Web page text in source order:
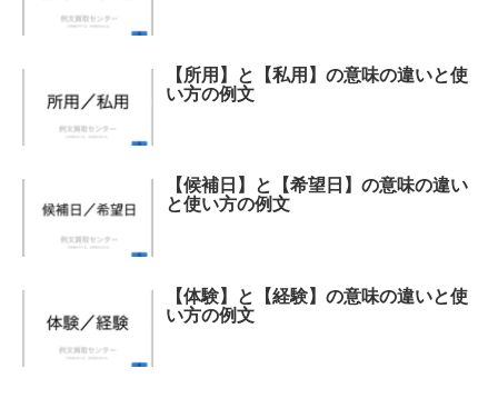
【所用】と【私用】の意味の違いと使
い方の例文
【候補日】と【希望日】の意味の違い
と使い方の例文
【体験】と【経験】の意味の違いと使
い方の例文